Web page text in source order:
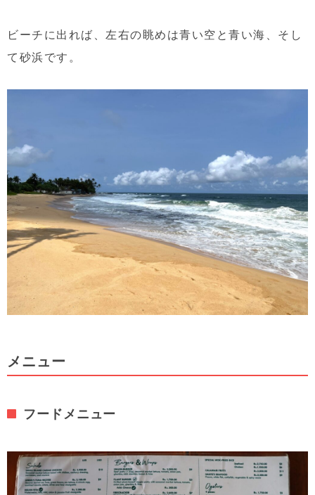
ビーチに出れば、左右の眺めは青い空と青い海、そし
て砂浜です。
メニュー
フードメニュー